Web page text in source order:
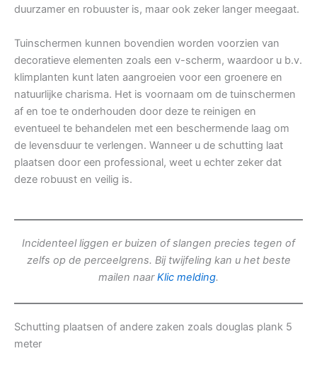
duurzamer en robuuster is, maar ook zeker langer meegaat.
Tuinschermen kunnen bovendien worden voorzien van
decoratieve elementen zoals een v-scherm, waardoor u b.v.
klimplanten kunt laten aangroeien voor een groenere en
natuurlijke charisma. Het is voornaam om de tuinschermen
af en toe te onderhouden door deze te reinigen en
eventueel te behandelen met een beschermende laag om
de levensduur te verlengen. Wanneer u de schutting laat
plaatsen door een professional, weet u echter zeker dat
deze robuust en veilig is.
Incidenteel liggen er buizen of slangen precies tegen of
zelfs op de perceelgrens. Bij twijfeling kan u het beste
mailen naarKlic melding.
Schutting plaatsen of andere zaken zoals douglas plank 5
meter